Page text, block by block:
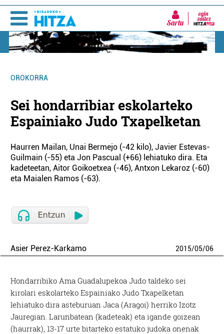
Sartu
OROKORRA
Sei hondarribiar eskolarteko
Espainiako Judo Txapelketan
Haurren Mailan, Unai Bermejo (-42 kilo), Javier Estevas-
Guilmain (-55) eta Jon Pascual (+66) lehiatuko dira. Eta
kadeteetan, Aitor Goikoetxea (-46), Antxon Lekaroz (-60)
eta Maialen Ramos (-63).
Asier Perez-Karkamo 2015/05/06
Hondarribiko Ama Guadalupekoa Judo taldeko sei
kirolari eskolarteko Espainiako Judo Txapelketan
lehiatuko dira asteburuan Jaca (Aragoi) herriko Izotz
Jauregian. Larunbatean (kadeteak) eta igande goizean
(haurrak), 13-17 urte bitarteko estatuko judoka onenak